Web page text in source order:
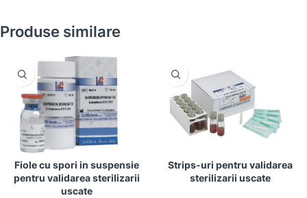
Produse similare
Fiole cu spori in suspensie
pentru validarea sterilizarii
uscate
Strips-uri pentru validarea
sterilizarii uscate